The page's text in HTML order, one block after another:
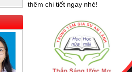
thêm chi tiết ngay nhé!